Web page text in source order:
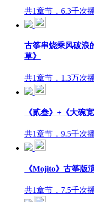
共1章节，6.3千次
古筝串烧乘风破浪
草》
共1章节，1.3万次
《贰叁》+《大碗宽
共1章节，9.5千次
《Mojito》古筝版
共1章节，7.5千次